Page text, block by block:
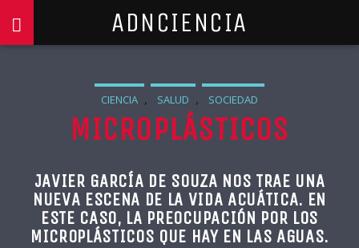
ADNCIENCIA
CIENCIA , SALUD , SOCIEDAD
MICROPLÁSTICOS
JAVIER GARCÍA DE SOUZA NOS TRAE UNA
NUEVA ESCENA DE LA VIDA ACUÁTICA. EN
ESTE CASO, LA PREOCUPACIÓN POR LOS
MICROPLÁSTICOS QUE HAY EN LAS AGUAS.